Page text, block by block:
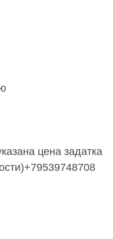
цена задатка